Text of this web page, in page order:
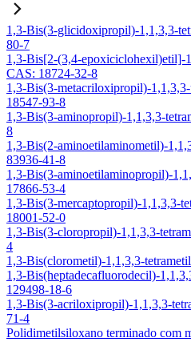
1,3-Bis(3-glicidoxipropil)-1,1,3,3-
80-7
1,3-Bis[2-(3,4-epoxiciclohexil)etil]-
CAS: 18724-32-8
1,3-Bis(3-metacriloxipropil)-
18547-93-8
1,3-Bis(3-aminopropil)-1,1,3,3-
8
1,3-Bis(2-aminoetilaminometil)-
83936-41-8
1,3-Bis(3-aminoetilaminopropil)-
17866-53-4
1,3-Bis(3-mercaptopropil)-1,1,3,3-
18001-52-0
1,3-Bis(3-cloropropil)-1,1,3,3-
4
1,3-Bis(clorometil)-1,1,3,3-
1,3-Bis(heptadecafluorodecil)-
129498-18-6
1,3-Bis(3-acriloxipropil)-1,1,3,3-
71-4
Polidimetilsiloxano terminado com